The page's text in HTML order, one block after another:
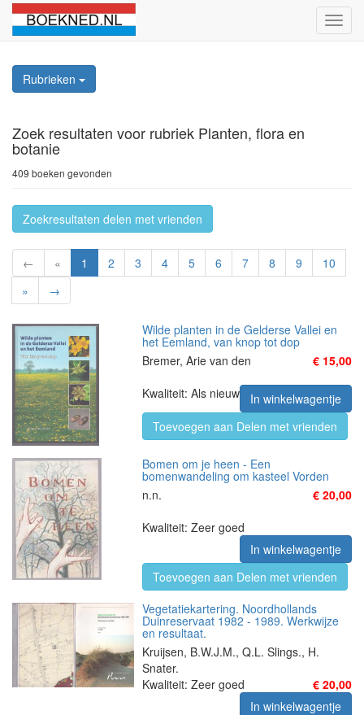
Rubrieken
Zoek resultaten voor rubriek Planten, flora en
botanie
409 boeken gevonden
Zoekresultaten delen met vrienden
← « 1 2 3 4 5 6 7 8 9
10
»
→
Wilde planten in de Gelderse Vallei en
het Eemland, van knop tot dop
Bremer, Arie van den
€ 15,00
Kwaliteit: Als nieuw
In winkelwagentje
Toevoegen aan Delen met vrienden
Bomen om je heen - Een
bomenwandeling om kasteel Vorden
n.n.
€ 20,00
Kwaliteit: Zeer goed
In winkelwagentje
Toevoegen aan Delen met vrienden
Vegetatiekartering. Noordhollands
Duinreservaat 1982 - 1989. Werkwijze
en resultaat.
Kruijsen, B.W.J.M., Q.L. Slings., H.
Snater.
€ 20,00
Kwaliteit: Zeer goed
In winkelwagentje